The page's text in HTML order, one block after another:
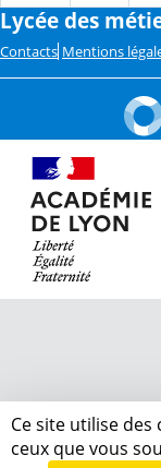
Lycée des
Contacts Mentions
Ce site utilise
ceux que vous